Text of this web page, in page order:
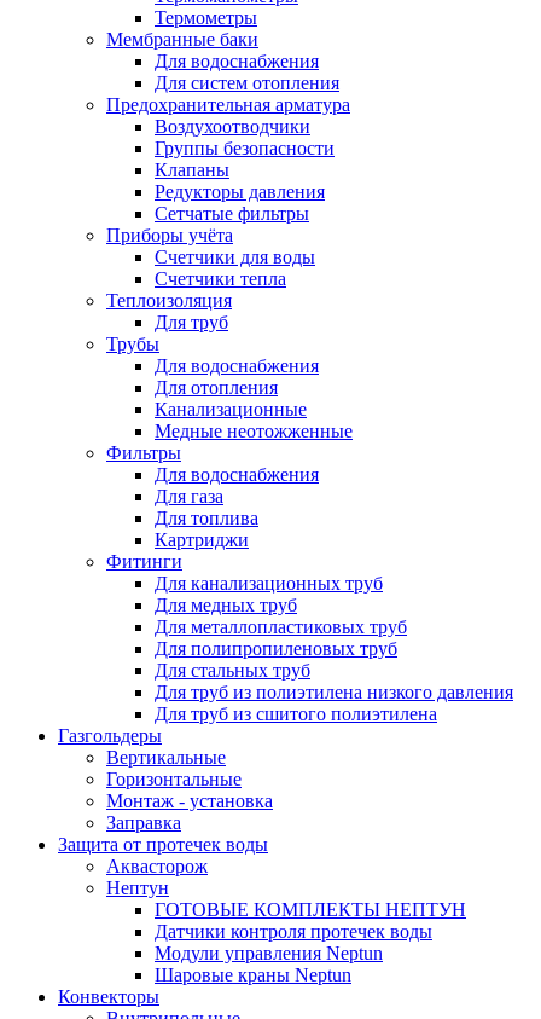
Термометры
Мембранные баки
Для водоснабжения
Для систем отопления
Предохранительная арматура
Воздухоотводчики
Группы безопасности
Клапаны
Редукторы давления
Сетчатые фильтры
Приборы учёта
Счетчики для воды
Счетчики тепла
Теплоизоляция
Для труб
Трубы
Для водоснабжения
Для отопления
Канализационные
Медные неотожженные
Фильтры
Для водоснабжения
Для газа
Для топлива
Картриджи
Фитинги
Для канализационных труб
Для медных труб
Для металлопластиковых труб
Для полипропиленовых труб
Для стальных труб
Для труб из полиэтилена низкого давления
Для труб из сшитого полиэтилена
Газгольдеры
Вертикальные
Горизонтальные
Монтаж - установка
Заправка
Защита от протечек воды
Аквасторож
Нептун
ГОТОВЫЕ КОМПЛЕКТЫ НЕПТУН
Датчики контроля протечек воды
Модули управления Neptun
Шаровые краны Neptun
Конвекторы